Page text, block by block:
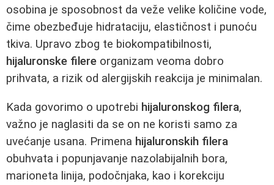
osobina je sposobnost da veže velike količine vode,
čime obezbeđuje hidrataciju, elastičnost i punoću
tkiva. Upravo zbog te biokompatibilnosti,
hijaluronske filere organizam veoma dobro
prihvata, a rizik od alergijskih reakcija je minimalan.
Kada govorimo o upotrebi hijaluronskog filera,
važno je naglasiti da se on ne koristi samo za
uvećanje usana. Primena hijaluronskih filera
obuhvata i popunjavanje nazolabijalnih bora,
marioneta linija, podočnjaka, kao i korekciju